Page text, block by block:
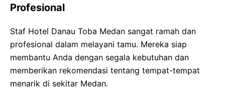
Profesional
Staf Hotel Danau Toba Medan sangat ramah dan
profesional dalam melayani tamu. Mereka siap
membantu Anda dengan segala kebutuhan dan
memberikan rekomendasi tentang tempat-tempat
menarik di sekitar Medan.